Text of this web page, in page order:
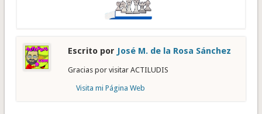
Escrito por José M. de la Rosa Sánchez
Gracias por visitar ACTILUDIS
Visita mi Página Web